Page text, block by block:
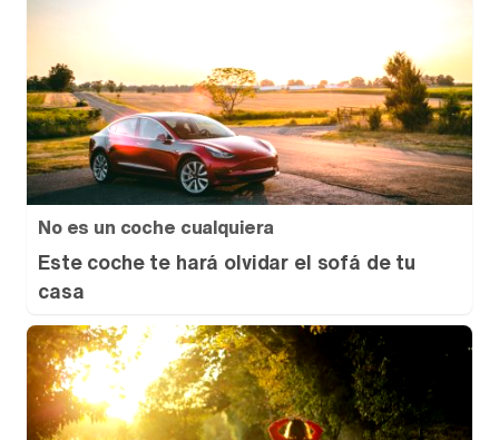
No es un coche cualquiera
Este coche te hará olvidar el sofá de tu
casa